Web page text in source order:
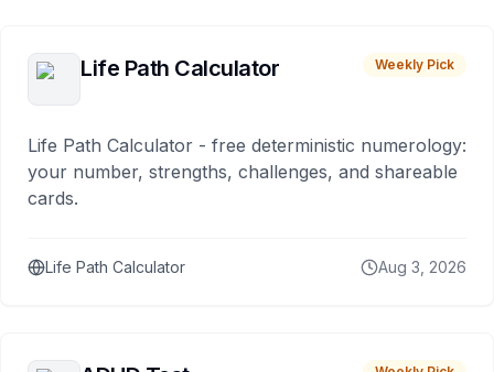
Life Path Calculator Weekly Pick
Life Path Calculator - free deterministic numerology:
your number, strengths, challenges, and shareable
cards.
Life Path Calculator Aug 3, 2026